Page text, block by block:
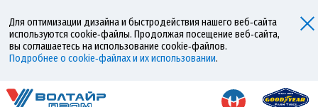
Для оптимизации дизайна и быстродействия нашего веб‑сайта
используются cookie‑файлы. Продолжая посещение веб‑сайта,
вы соглашаетесь на использование cookie‑файлов.
Подробнее о cookie‑файлах и их использовании.